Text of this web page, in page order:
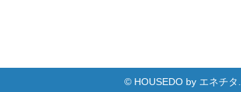
© HOUSEDO by エネチタ.